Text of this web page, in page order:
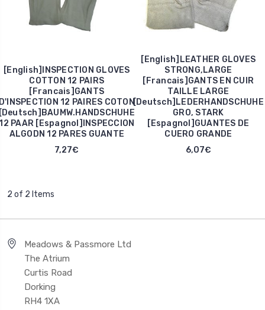
[English]INSPECTION GLOVES
COTTON 12 PAIRS
[Francais]GANTS
12 PAIRES COTON
PAAR [Espagnol]INSPECCION
ALGODN 12 PARES GUANTE
7,27€
[English]LEATHER GLOVES
STRONG,LARGE
[Francais]GANTS EN CUIR
TAILLE LARGE
[Deutsch]LEDERHANDSCHUHE
GRO, STARK
[Espagnol]GUANTES DE
CUERO GRANDE
6,07€
2 of 2 Items
Meadows & Passmore Ltd
The Atrium
Curtis Road
Dorking
RH4 1XA